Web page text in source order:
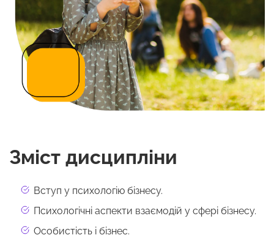
Зміст дисципліни
Вступ у психологію бізнесу.
Психологічні аспекти взаємодій у сфері бізнесу.
Особистість і бізнес.